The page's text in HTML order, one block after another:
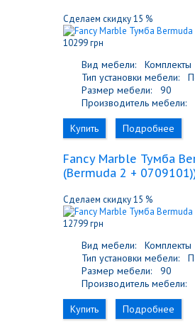
Сделаем скидку 15 %
10299 грн
Вид мебели:
Комплекты
Тип установки мебели:
Размер мебели:
90
Производитель мебели:
Купить
Подробнее
Fancy Marble Тумба
(Bermuda 2 + 0709101)
Сделаем скидку 15 %
12799 грн
Вид мебели:
Комплекты
Тип установки мебели:
Размер мебели:
90
Производитель мебели:
Купить
Подробнее